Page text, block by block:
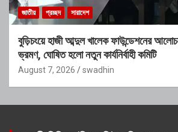
জাতীয় প্রচ্ছদ সারাদেশ
বুড়িচংয়ে হাজী আব্দুল খালেক ফাউন্ডেশনের
ভ্রমণ, ঘোষিত হলো নতুন কার্যনির্বাহী কমিটি
August 7, 2026 swadhin